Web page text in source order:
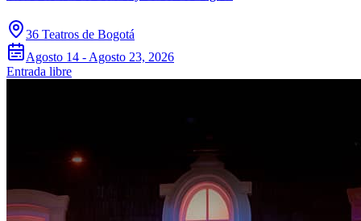
36 Teatros de Bogotá
Agosto 14 - Agosto 23, 2026
Entrada libre